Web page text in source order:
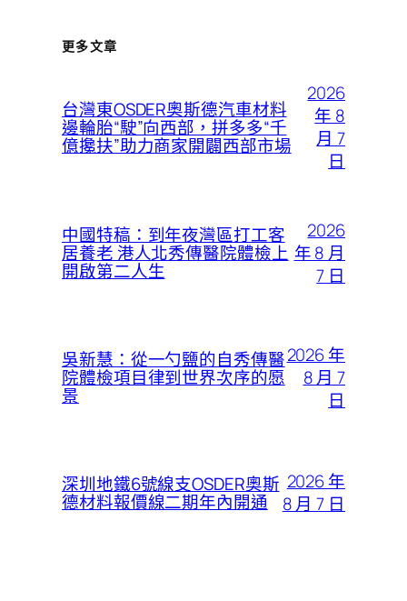
更多文章
台灣東OSDER奧斯德汽車材料
邊輪胎“駛”向西部，拼多多“千
億攙扶”助力商家開闢西部市場
2026
年 8
月 7
日
中國特稿：到年夜灣區打工客
居養老 港人北秀傳醫院體檢上
開啟第二人生
2026
年 8 月
7 日
吳新慧：從一勺鹽的自秀傳醫
院體檢項目律到世界次序的愿
景
2026 年
8 月 7
日
深圳地鐵6號線支OSDER奧斯
德材料報價線二期年內開通
2026 年
8 月 7 日